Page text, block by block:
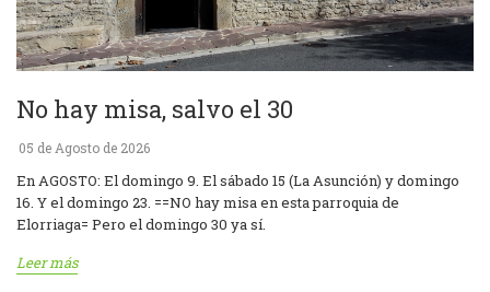
No hay misa, salvo el 30
05 de Agosto de 2026
En AGOSTO: El domingo 9. El sábado 15 (La Asunción) y domingo
16. Y el domingo 23. ==NO hay misa en esta parroquia de
Elorriaga= Pero el domingo 30 ya sí.
Leer más